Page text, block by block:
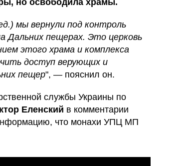
мы вернули под контроль
Дальних пещерах. Это церковь
этого храма и комплекса
доступ верующих и
пещер", — пояснил он.
службы Украины по
Еленский в комментарии
что монахи УПЦ МП